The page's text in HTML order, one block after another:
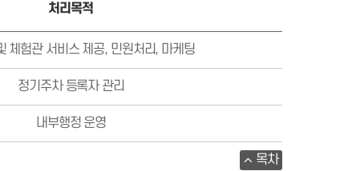
처리목적
체험관 서비스 제공, 민원처리, 마케팅
정기주차 등록자 관리
내부행정 운영
목차